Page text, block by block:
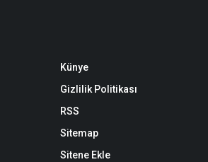
Künye
Gizlilik Politikası
RSS
Sitemap
Sitene Ekle